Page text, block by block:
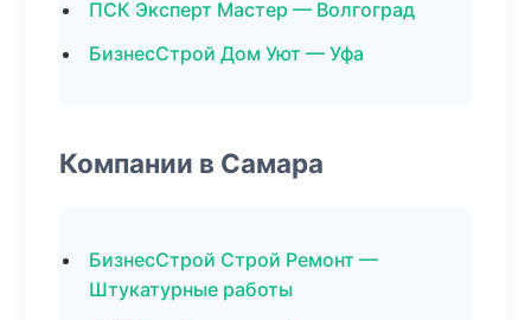
ПСК Эксперт Мастер — Волгоград
БизнесСтрой Дом Уют — Уфа
Компании в Самара
БизнесСтрой Строй Ремонт —
Штукатурные работы